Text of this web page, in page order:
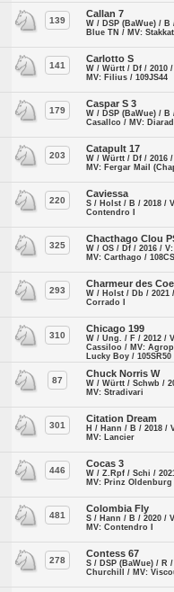
139
Callan 7
W / DSP (BaWue) / B
Blue TN / MV:
141
Carlotto S
W / Württ / Df / 2010
MV: Filius / 109JS44
179
Caspar S 3
W / DSP (BaWue) / B
Casallco / MV:
203
Catapult 17
W / Württ / Df / 2016
MV: Fergar Mail
220
Caviessa
S / Holst / B / 2018 /
Contendro I
325
Chacthago Clou
W / OS / Df / 2016 /
MV: Carthago /
293
Charmeur des
W / Holst / Db / 2021
Corrado I
310
Chicago 199
W / Ung. / F / 2012 /
Cassiloo / MV:
Lucky Boy / 105SR50
87
Chuck Norris W
W / Württ / Schwb /
MV: Stradivari
301
Citation Dream
H / Hann / B / 2018 /
MV: Lancier
446
Cocas 3
W / Z.Rpf / Schi /
MV: Prinz Oldenburg
481
Colombia Fly
S / Hann / B / 2020 /
MV: Contendro I
278
Contess 67
S / DSP (BaWue) / R
Churchill / MV: